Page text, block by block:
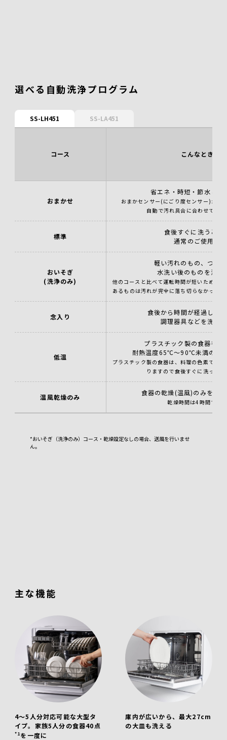
選べる自動洗浄プログラム
SS-LH451 SS-LA451
コース こんなとき
おまかせ
省エネ・時短・節水した
おまかセンサー(にごり度センサー)が食
自動で汚れ具合に合わせて洗
標準
食後すぐに洗うとき
通常のご使用時
おいそぎ
(洗浄のみ)
軽い汚れのもの、つけ
水洗い後のものを洗う
他のコースと比べて運転時間が短いため、
あるものは汚れが完全に落ち切らなかった
念入り
食後から時間が経過した
調理器具などを洗う
低温
プラスチック製の食器を洗
耐熱温度65℃～90℃未満のも
プラスチック製の食器は、料理の色素で色
りますので食後すぐに洗って
温風乾燥のみ
食器の乾燥(温風)のみを行
乾燥時間は4時間です。
*おいそぎ（洗浄のみ）コース・乾燥設定なしの場合、送風を行いませ
ん。
主な機能
4～5人分対応可能な大型タ
イプ。家族5人分の食器40点
*1 を一度に
庫内が広いから、最大27cm
の大皿も洗える